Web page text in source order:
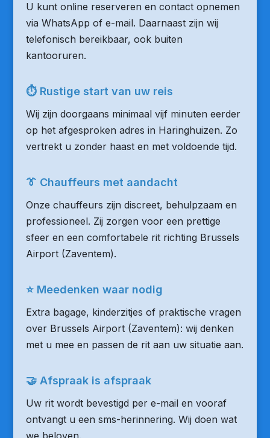
U kunt online reserveren en contact opnemen
via WhatsApp of e-mail. Daarnaast zijn wij
telefonisch bereikbaar, ook buiten
kantooruren.
⏱ Rustige start van uw reis
Wij zijn doorgaans minimaal vijf minuten eerder
op het afgesproken adres in Haringhuizen. Zo
vertrekt u zonder haast en met voldoende tijd.
👔 Chauffeurs met aandacht
Onze chauffeurs zijn discreet, behulpzaam en
professioneel. Zij zorgen voor een prettige
sfeer en een comfortabele rit richting Brussels
Airport (Zaventem).
⭐ Meedenken waar nodig
Extra bagage, kinderzitjes of praktische vragen
over Brussels Airport (Zaventem): wij denken
met u mee en passen de rit aan uw situatie aan.
🤝 Afspraak is afspraak
Uw rit wordt bevestigd per e-mail en vooraf
ontvangt u een sms-herinnering. Wij doen wat
we beloven.